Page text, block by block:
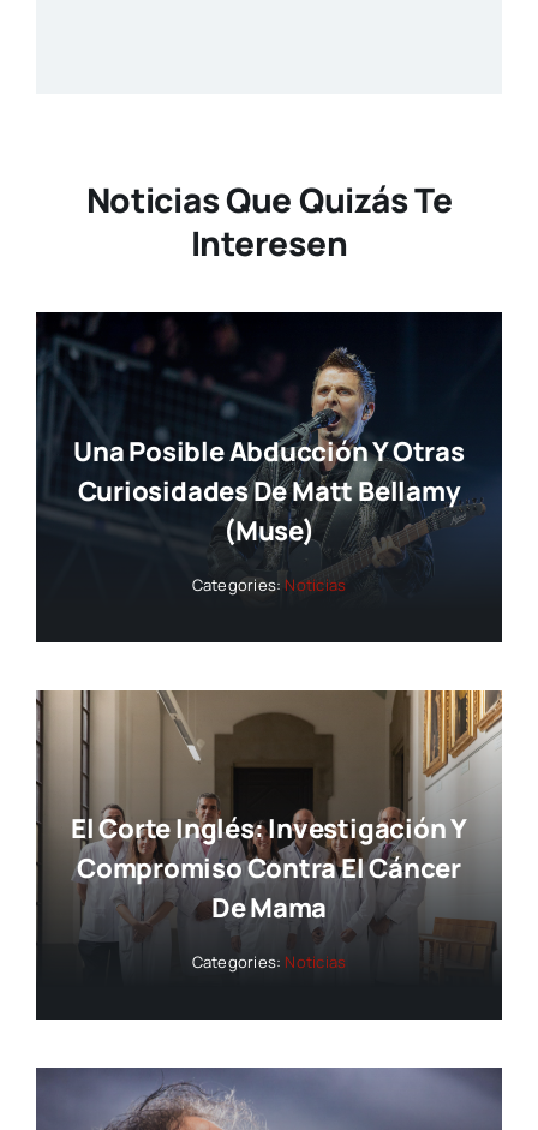
Noticias Que Quizás Te
Interesen
Una Posible Abducción Y Otras
Curiosidades De Matt Bellamy
(Muse)
Categories: Noticias
El Corte Inglés: Investigación Y
Compromiso Contra El Cáncer
De Mama
Categories: Noticias